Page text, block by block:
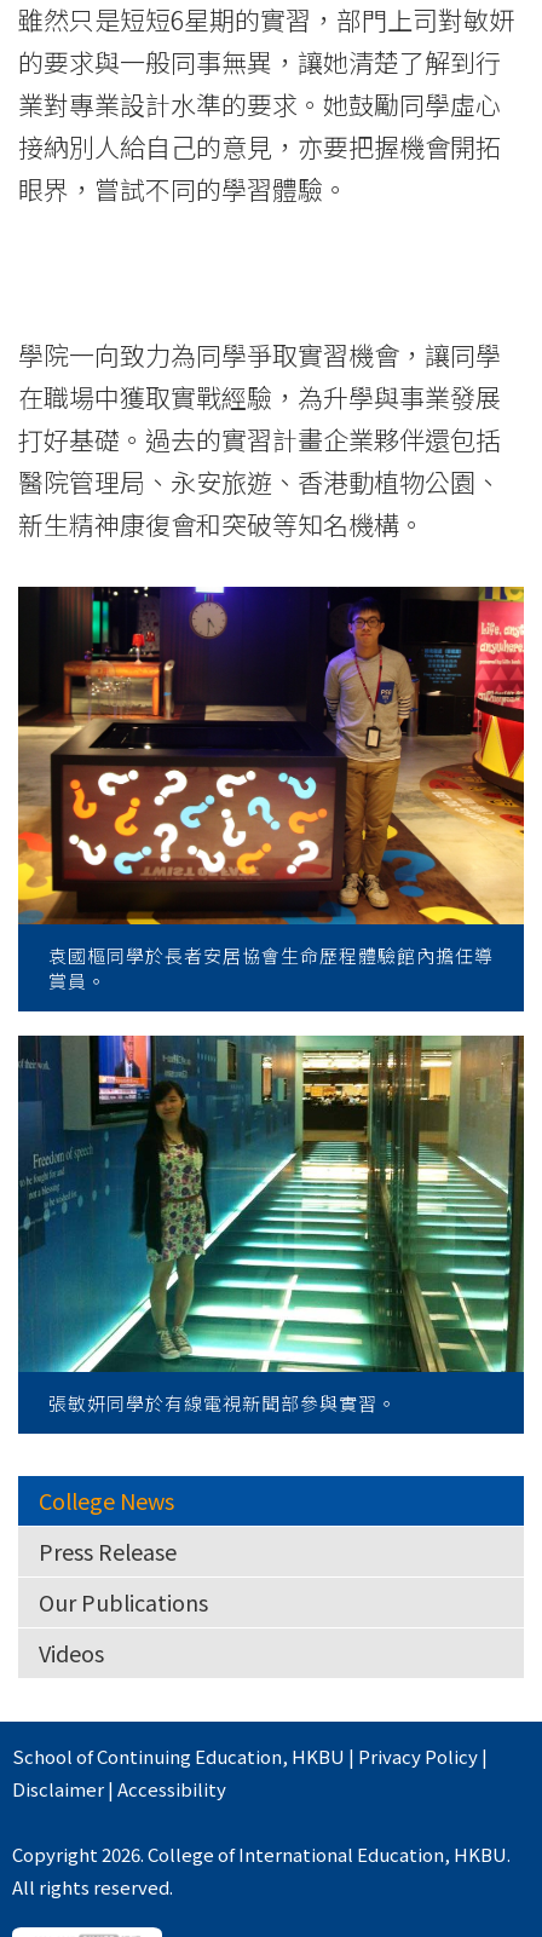
雖然只是短短6星期的實習，部門上司對敏妍
的要求與一般同事無異，讓她清楚了解到行
業對專業設計水準的要求。她鼓勵同學虛心
接納別人給自己的意見，亦要把握機會開拓
眼界，嘗試不同的學習體驗。
學院一向致力為同學爭取實習機會，讓同學
在職場中獲取實戰經驗，為升學與事業發展
打好基礎。過去的實習計畫企業夥伴還包括
醫院管理局、永安旅遊、香港動植物公園、
新生精神康復會和突破等知名機構。
袁國樞同學於長者安居協會生命歷程體驗館內擔任導
賞員。
張敏妍同學於有線電視新聞部參與實習。
College News
Press Release
Our Publications
Videos
School of Continuing Education, HKBU | Privacy Policy|
Disclaimer|Accessibility
Copyright 2026. College of International Education, HKBU.
All rights reserved.